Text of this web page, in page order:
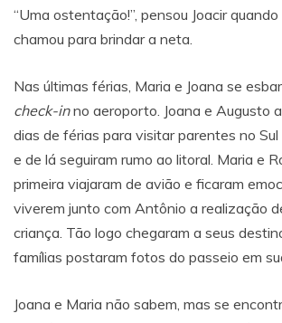
“Uma ostentação!”, pensou Joacir
chamou para brindar a neta.
Nas últimas férias, Maria e Joana se
check-inno aeroporto. Joana e Augusto
dias de férias para visitar parentes no Sul
e de lá seguiram rumo ao litoral. Maria e
primeira viajaram de avião e ficaram
viverem junto com Antônio a realização
criança. Tão logo chegaram a seus
famílias postaram fotos do passeio em
Joana e Maria não sabem, mas se